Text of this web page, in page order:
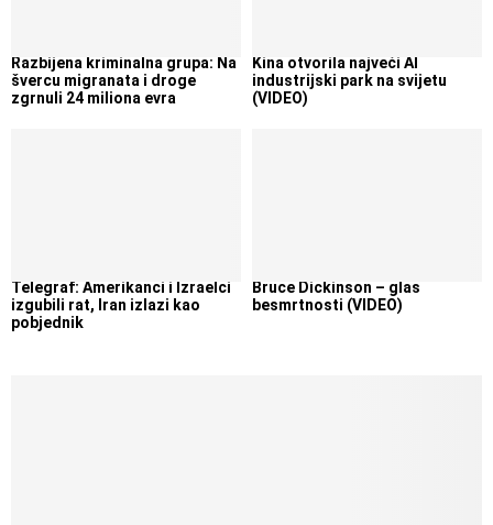
Razbijena kriminalna grupa: Na
švercu migranata i droge
zgrnuli 24 miliona evra
Kina otvorila najveći AI
industrijski park na svijetu
(VIDEO)
Telegraf: Amerikanci i Izraelci
izgubili rat, Iran izlazi kao
pobjednik
Bruce Dickinson – glas
besmrtnosti (VIDEO)